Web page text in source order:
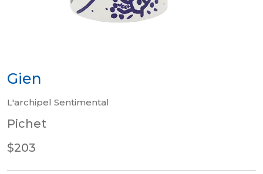
Gien
L'archipel Sentimental
Pichet
$203